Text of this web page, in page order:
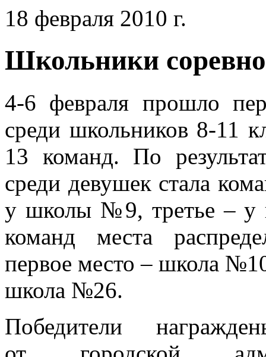
18 февраля 2010 г.
Школьники
4-6 февраля прошло
среди школьников 8-11
13 команд. По
среди девушек стала
у школы №9, третье –
команд места
первое место – школа
школа №26.
Победители